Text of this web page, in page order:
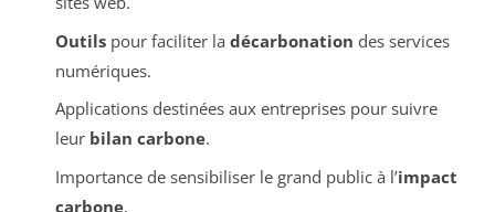
Outilspour faciliter la décarbonation des services
numériques.
Applications destinées aux entreprises pour suivre
leur bilan carbone.
Importance de sensibiliser le grand public à l’impact
carbone.